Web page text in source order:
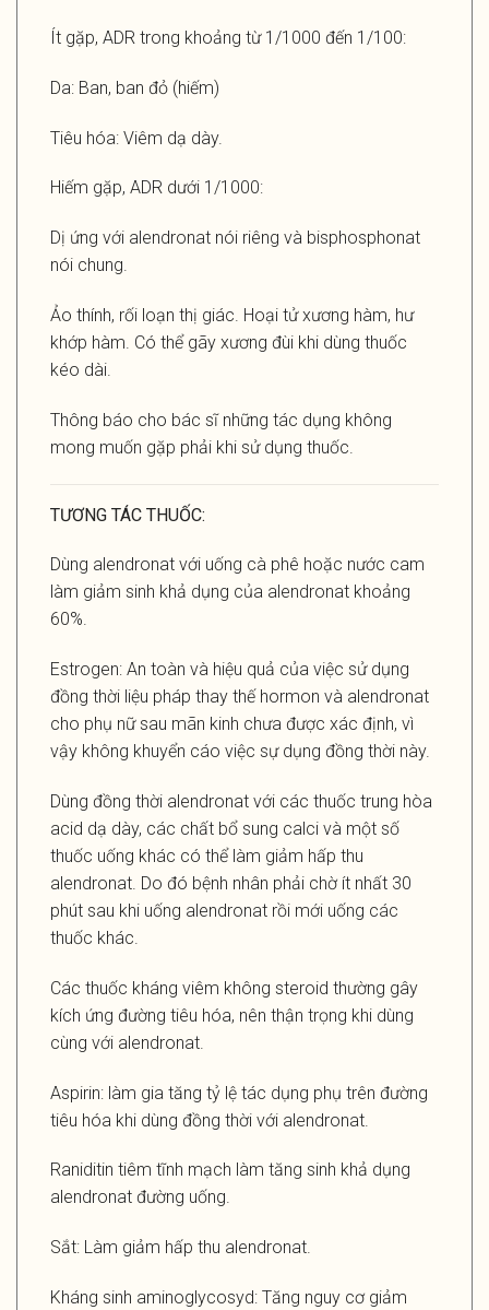
Ít gặp, ADR trong khoảng từ 1/1000 đến 1/100:
Da: Ban, ban đỏ (hiếm)
Tiêu hóa: Viêm dạ dày.
Hiếm gặp, ADR dưới 1/1000:
Dị ứng với alendronat nói riêng và bisphosphonat
nói chung.
Ảo thính, rối loạn thị giác. Hoại tử xương hàm, hư
khớp hàm. Có thể gãy xương đùi khi dùng thuốc
kéo dài.
Thông báo cho bác sĩ những tác dụng không
mong muốn gặp phải khi sử dụng thuốc.
TƯƠNG TÁC THUỐC:
Dùng alendronat với uống cà phê hoặc nước cam
làm giảm sinh khả dụng của alendronat khoảng
60%.
Estrogen: An toàn và hiệu quả của việc sử dụng
đồng thời liệu pháp thay thế hormon và alendronat
cho phụ nữ sau mãn kinh chưa được xác định, vì
vậy không khuyển cáo việc sự dụng đồng thời này.
Dùng đồng thời alendronat với các thuốc trung hòa
acid dạ dày, các chất bổ sung calci và một số
thuốc uống khác có thể làm giảm hấp thu
alendronat. Do đó bệnh nhân phải chờ ít nhất 30
phút sau khi uống alendronat rồi mới uống các
thuốc khác.
Các thuốc kháng viêm không steroid thường gây
kích ứng đường tiêu hóa, nên thận trọng khi dùng
cùng với alendronat.
Aspirin: làm gia tăng tỷ lệ tác dụng phụ trên đường
tiêu hóa khi dùng đồng thời với alendronat.
Raniditin tiêm tĩnh mạch làm tăng sinh khả dụng
alendronat đường uống.
Sắt: Làm giảm hấp thu alendronat.
Kháng sinh aminoglycosyd: Tăng nguy cơ giảm